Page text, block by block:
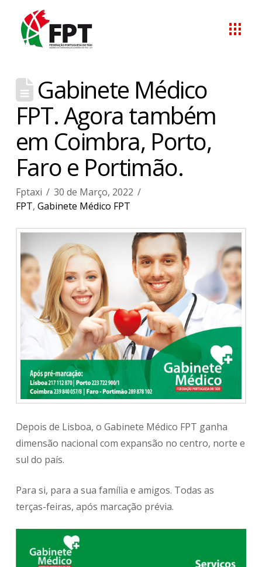
Gabinete Médico
FPT. Agora também
em Coimbra, Porto,
Faro e Portimão.
Fptaxi
30 de Março, 2022
FPT, Gabinete Médico FPT
Depois de Lisboa, o Gabinete Médico FPT ganha
dimensão nacional com expansão no centro, norte e
sul do país.
Para si, para a sua família e amigos. Todas as
terças-feiras, após marcação prévia.